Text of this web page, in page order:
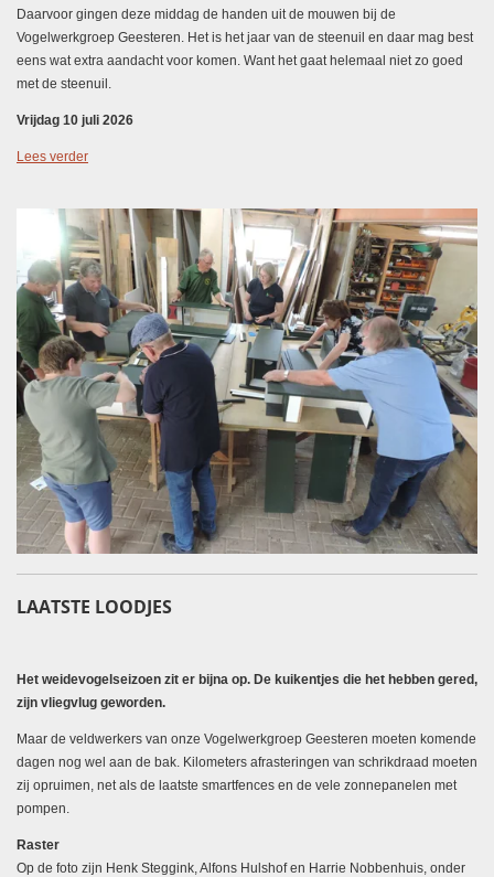
Daarvoor gingen deze middag de handen uit de mouwen bij de
Vogelwerkgroep Geesteren. Het is het jaar van de steenuil en daar mag best
eens wat extra aandacht voor komen. Want het gaat helemaal niet zo goed
met de steenuil.
Vrijdag 10 juli 2026
Lees verder
LAATSTE LOODJES
Het weidevogelseizoen zit er bijna op. De kuikentjes die het hebben gered,
zijn vliegvlug geworden.
Maar de veldwerkers van onze Vogelwerkgroep Geesteren moeten komende
dagen nog wel aan de bak. Kilometers afrasteringen van schrikdraad moeten
zij opruimen, net als de laatste smartfences en de vele zonnepanelen met
pompen.
Raster
Op de foto zijn Henk Steggink, Alfons Hulshof en Harrie Nobbenhuis, onder